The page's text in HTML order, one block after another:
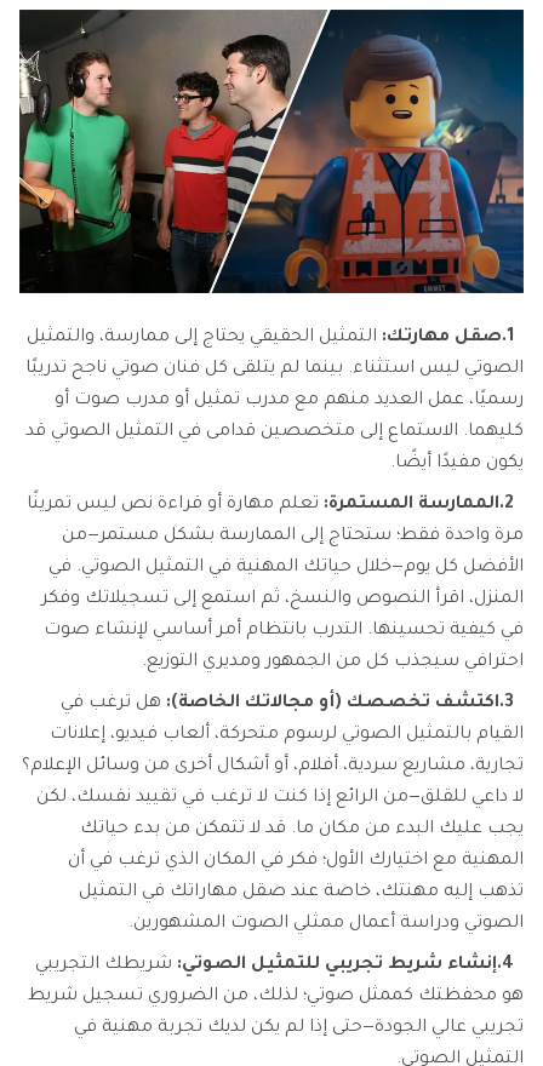
1. صقل مهارتك: التمثيل الحقيقي يحتاج إلى ممارسة، والتمثيل
الصوتي ليس استثناء. بينما لم يتلقى كل فنان صوتي ناجح تدريبًا
رسميًا، عمل العديد منهم مع مدرب تمثيل أو مدرب صوت أو
كليهما. الاستماع إلى متخصصين قدامى في التمثيل الصوتي قد
يكون مفيدًا أيضًا.
2. الممارسة المستمرة: تعلم مهارة أو قراءة نص ليس تمرينًا
مرة واحدة فقط؛ ستحتاج إلى الممارسة بشكل مستمر—من
الأفضل كل يوم—خلال حياتك المهنية في التمثيل الصوتي. في
المنزل، اقرأ النصوص والنسخ، ثم استمع إلى تسجيلاتك وفكر
في كيفية تحسينها. التدرب بانتظام أمر أساسي لإنشاء صوت
احترافي سيجذب كل من الجمهور ومديري التوزيع.
3. اكتشف تخصصك (أو مجالاتك الخاصة): هل ترغب في
القيام بالتمثيل الصوتي لرسوم متحركة، ألعاب فيديو، إعلانات
تجارية، مشاريع سردية، أفلام، أو أشكال أخرى من وسائل الإعلام؟
لا داعي للقلق—من الرائع إذا كنت لا ترغب في تقييد نفسك، لكن
يجب عليك البدء من مكان ما. قد لا تتمكن من بدء حياتك
المهنية مع اختيارك الأول؛ فكر في المكان الذي ترغب في أن
تذهب إليه مهنتك، خاصة عند صقل مهاراتك في التمثيل
الصوتي ودراسة أعمال ممثلي الصوت المشهورين.
4. إنشاء شريط تجريبي للتمثيل الصوتي: شريطك التجريبي
هو محفظتك كممثل صوتي؛ لذلك، من الضروري تسجيل شريط
تجريبي عالي الجودة—حتى إذا لم يكن لديك تجربة مهنية في
التمثيل الصوتي.